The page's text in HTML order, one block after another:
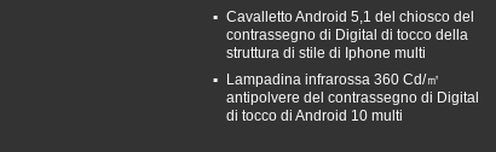
Cavalletto Android 5,1 del chiosco del
contrassegno di Digital di tocco della
struttura di stile di Iphone multi
Lampadina infrarossa 360 Cd/㎡
antipolvere del contrassegno di Digital
di tocco di Android 10 multi